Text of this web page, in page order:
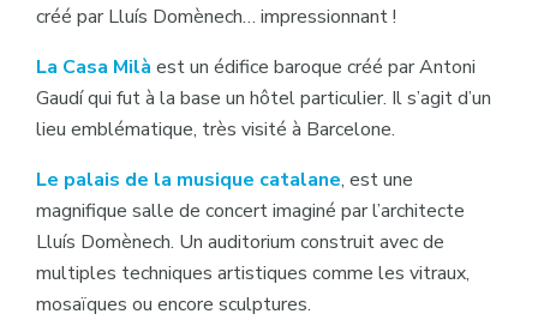
créé par Lluís Domènech… impressionnant !
La Casa Milà est un édifice baroque créé par Antoni
Gaudí qui fut à la base un hôtel particulier. Il s’agit d’un
lieu emblématique, très visité à Barcelone.
Le palais de la musique catalane, est une
magnifique salle de concert imaginé par l’architecte
Lluís Domènech. Un auditorium construit avec de
multiples techniques artistiques comme les vitraux,
mosaïques ou encore sculptures.